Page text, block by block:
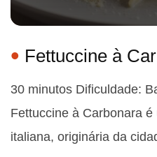
Fettuccine à
30 minutos Dificuldade:
Fettuccine à Carbonara
italiana, originária da